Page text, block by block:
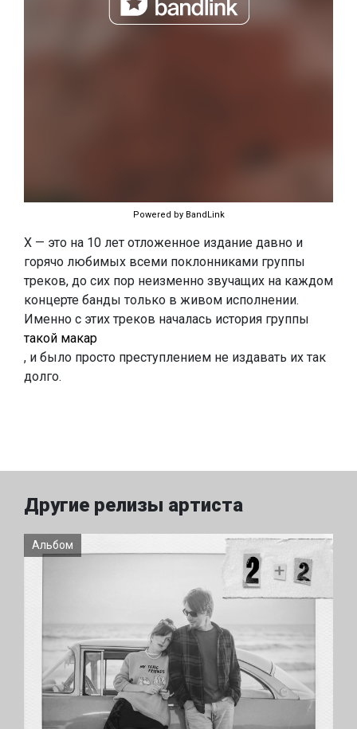
Powered by BandLink
Х — это на 10 лет отложенное издание давно и
горячо любимых всеми поклонниками группы
треков, до сих пор неизменно звучащих на каждом
концерте банды только в живом исполнении.
Именно с этих треков началась история группы
такой макар
, и было просто преступлением не издавать их так
долго.
Другие релизы артиста
Альбом